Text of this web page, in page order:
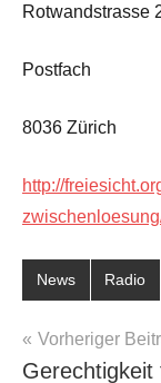
Rotwandstrasse
Postfach
8036 Zürich
http://
News Radio
Vorheriger
Gerechtigkeit